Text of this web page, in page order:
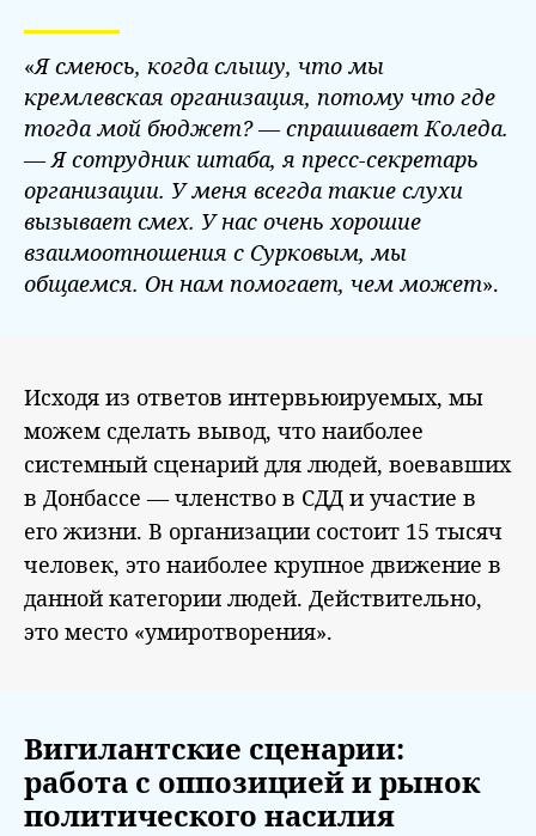
«Я смеюсь, когда слышу, что мы
кремлевская организация, потому что где
тогда мой бюджет? — спрашивает Коледа.
— Я сотрудник штаба, я пресс-секретарь
организации. У меня всегда такие слухи
вызывает смех. У нас очень хорошие
взаимоотношения с Сурковым, мы
общаемся. Он нам помогает, чем может».
Исходя из ответов интервьюируемых, мы
можем сделать вывод, что наиболее
системный сценарий для людей, воевавших
в Донбассе — членство в СДД и участие в
его жизни. В организации состоит 15 тысяч
человек, это наиболее крупное движение в
данной категории людей. Действительно,
это место «умиротворения».
Вигилантские сценарии:
работа с оппозицией и рынок
политического насилия